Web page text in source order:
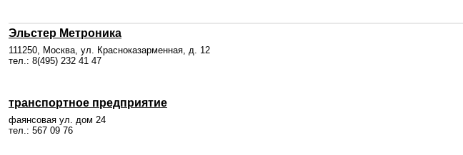
Эльстер Метроника
111250, Москва, ул. Красноказарменная, д. 12
тел.: 8(495) 232 41 47
транспортное предприятие
фаянсовая ул. дом 24
тел.: 567 09 76